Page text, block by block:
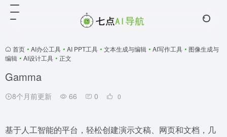
首页 • AI办公工具 • AI PPT工具 • 文本生成与编辑 • AI写作工具 • 图像生成与
编辑 • AI设计工具 • 正文
Gamma
8个月前更新 66 0 0
基于人工智能的平台，轻松创建演示文稿、网页和文档，几